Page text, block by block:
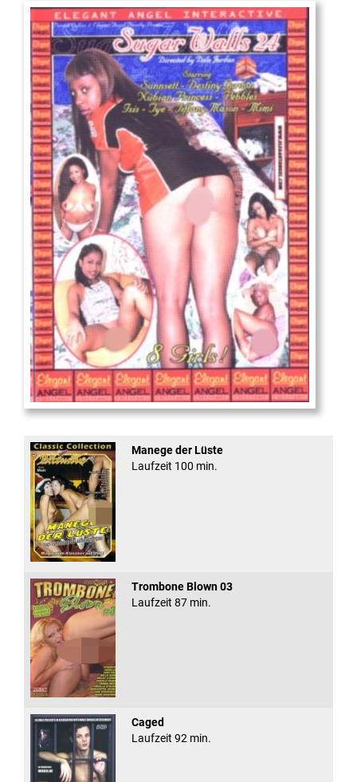
Sugar Walls #24
Manege der Lüste
Laufzeit 100 min.
Trombone Blown 03
Laufzeit 87 min.
Caged
Laufzeit 92 min.